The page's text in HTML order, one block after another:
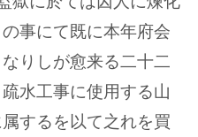
事にて既に本年府会
りしが愈来る二十二
水工事に使用する山
するを以て之れを買